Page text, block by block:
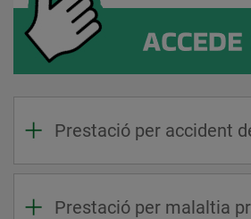
Prestació per accident
Prestació per malaltia